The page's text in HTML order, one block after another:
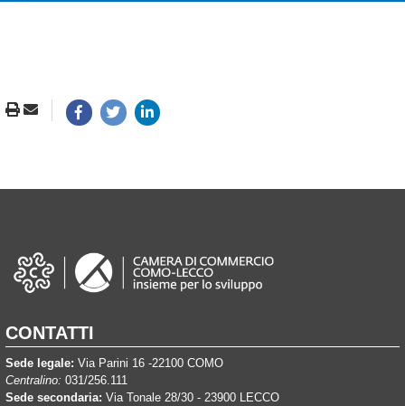
CONTATTI
Sede legale: Via Parini 16 -22100 COMO
Centralino: 031/256.111
Sede secondaria: Via Tonale 28/30 - 23900 LECCO